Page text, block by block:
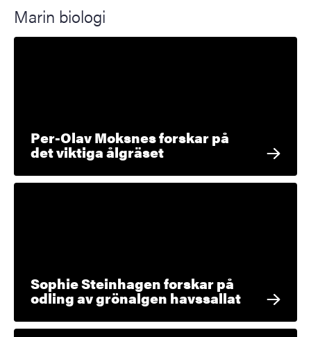
Marin biologi
Per-Olav Moksnes forskar på
det viktiga ålgräset
Sophie Steinhagen forskar på
odling av grönalgen havssallat